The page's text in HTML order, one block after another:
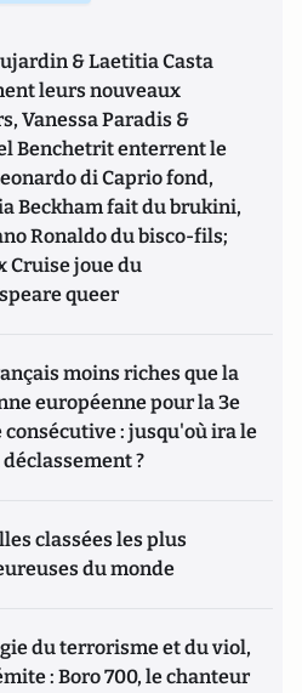
& Laetitia Casta
leurs nouveaux
Vanessa Paradis &
Benchetrit enterrent le
di Caprio fond,
Beckham fait du brukini,
Ronaldo du bisco-fils;
Cruise joue du
queer
moins riches que la
européenne pour la 3e
consécutive : jusqu'où ira le
?
classées les plus
du monde
du terrorisme et du viol,
: Boro 700, le chanteur